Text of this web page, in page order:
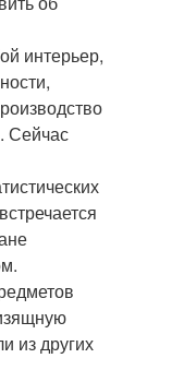
интерьер,
Сейчас
из других